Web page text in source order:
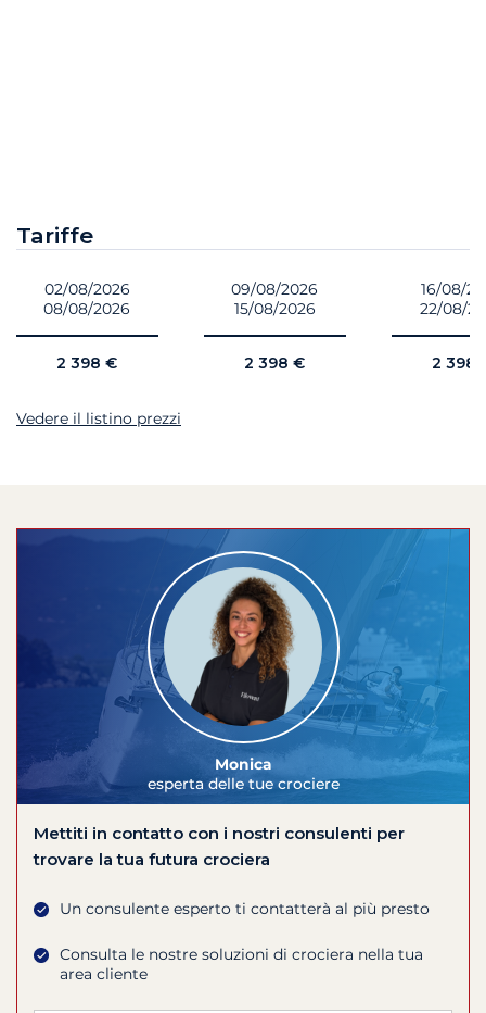
Tariffe
02/08/2026
08/08/2026
2 398 €
09/08/2026
15/08/2026
2 398 €
16/08/
22/08/
2 398
Vedere il listino prezzi
Monica
esperta delle tue crociere
Mettiti in contatto con i nostri consulenti per
trovare la tua futura crociera
Un consulente esperto ti contatterà al più presto
Consulta le nostre soluzioni di crociera nella tua
area cliente